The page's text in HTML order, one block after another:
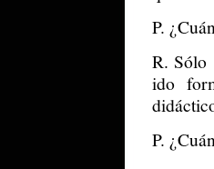
P.
R. Sólo
ido
P.